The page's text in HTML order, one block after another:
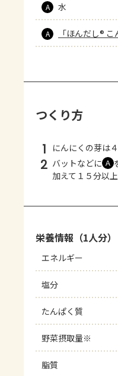
A 水
A 「ほんだし® こ
つくり方
1 にんにくの芽は
2 バットなどに Ａ
加えて１５分以
栄養情報（1人分）
エネルギー
塩分
たんぱく質
野菜摂取量※
脂質